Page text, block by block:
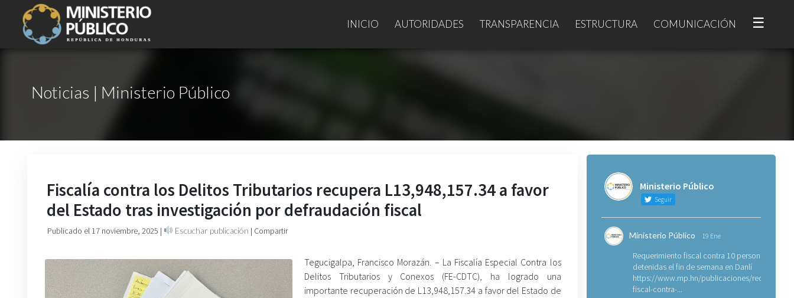
INICIO AUTORIDADES TRANSPARENCIA ESTRUCTURA COMUNICACIÓN ☰
Noticias | Ministerio Público
Fiscalía contra los Delitos Tributarios recupera L13,948,157.34 a favor
del Estado tras investigación por defraudación fiscal
Publicado el 17 noviembre, 2025 | Escuchar publicación | Compartir
Tegucigalpa, Francisco Morazán. – La Fiscalía Especial Contra los
Delitos Tributarios y Conexos (FE-CDTC), ha logrado una
importante recuperación de L13,948,157.34 a favor del Estado de
Ministerio Público
Seguir
Ministerio Público 19 Ene
Requerimiento fiscal contra 10 personas
detenidas el fin de semana en Danlí
https://www.mp.hn/publicaciones/
fiscal-contra-...